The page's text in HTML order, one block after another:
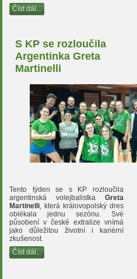
Číst dál...
S KP se rozloučila
Argentinka Greta
Martinelli
Tento týden se s KP rozloučila
argentinská volejbalistka Greta
Martinelli, která královopolský dres
oblékala jednu sezónu. Své
působení v české extralize vnímá
jako důležitou životní i kariérní
zkušenost.
Číst dál...